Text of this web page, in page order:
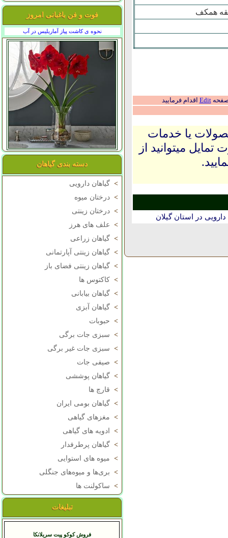
فوت و فن باغبانی امروز
نحوه ی کاشت پیاز آماریلیس در آب
دسته بندی گیاهان
> گیاهان دارویی
> درختان میوه
> درختان زینتی
> علف های هرز
> گیاهان زراعی
> گیاهان زینتی آپارتمانی
> گیاهان زینتی فضای باز
> کاکتوس ها
> گیاهان بیابانی
> گیاهان آبزی
> حبوبات
> سبزی جات برگی
> سبزی جات غیر برگی
> صیفی جات
> گیاهان پوششی
> قارچ ها
> گیاهان بومی ایران
> مغزهای گیاهی
>
ادویه های گیاهی
> گیاهان پرطرفدار
> میوه های استوایی
> بری‌ها و میوه‌های جنگلی
> ساکولنت ها
تبلیغات
فروش کوکو پیت سریلانکا
صفحهEdit اقدام فرمایید
یا خدمات
میتوانید از
در استان گيلان